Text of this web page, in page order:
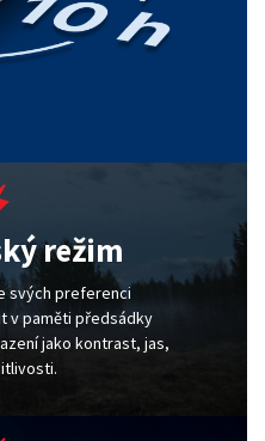
režim
svých preferenci
v paměti předsádky
jako kontrast, jas,